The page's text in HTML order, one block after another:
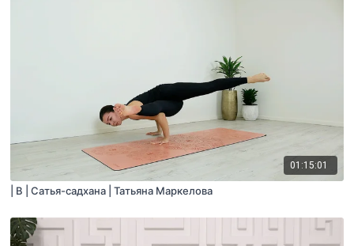
01:15:01
| B | Сатья-садхана | Татьяна Маркелова